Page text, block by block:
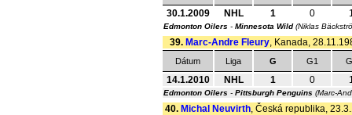
30.1.2009 NHL 1 0
Edmonton Oilers - Minnesota Wild(Niklas
39. Marc-Andre Fleury, Kanada,
Dátum Liga G G1
14.1.2010 NHL 1 0
Edmonton Oilers - Pittsburgh Penguins (Marc-
40. Michal Neuvirth, Česká republika,